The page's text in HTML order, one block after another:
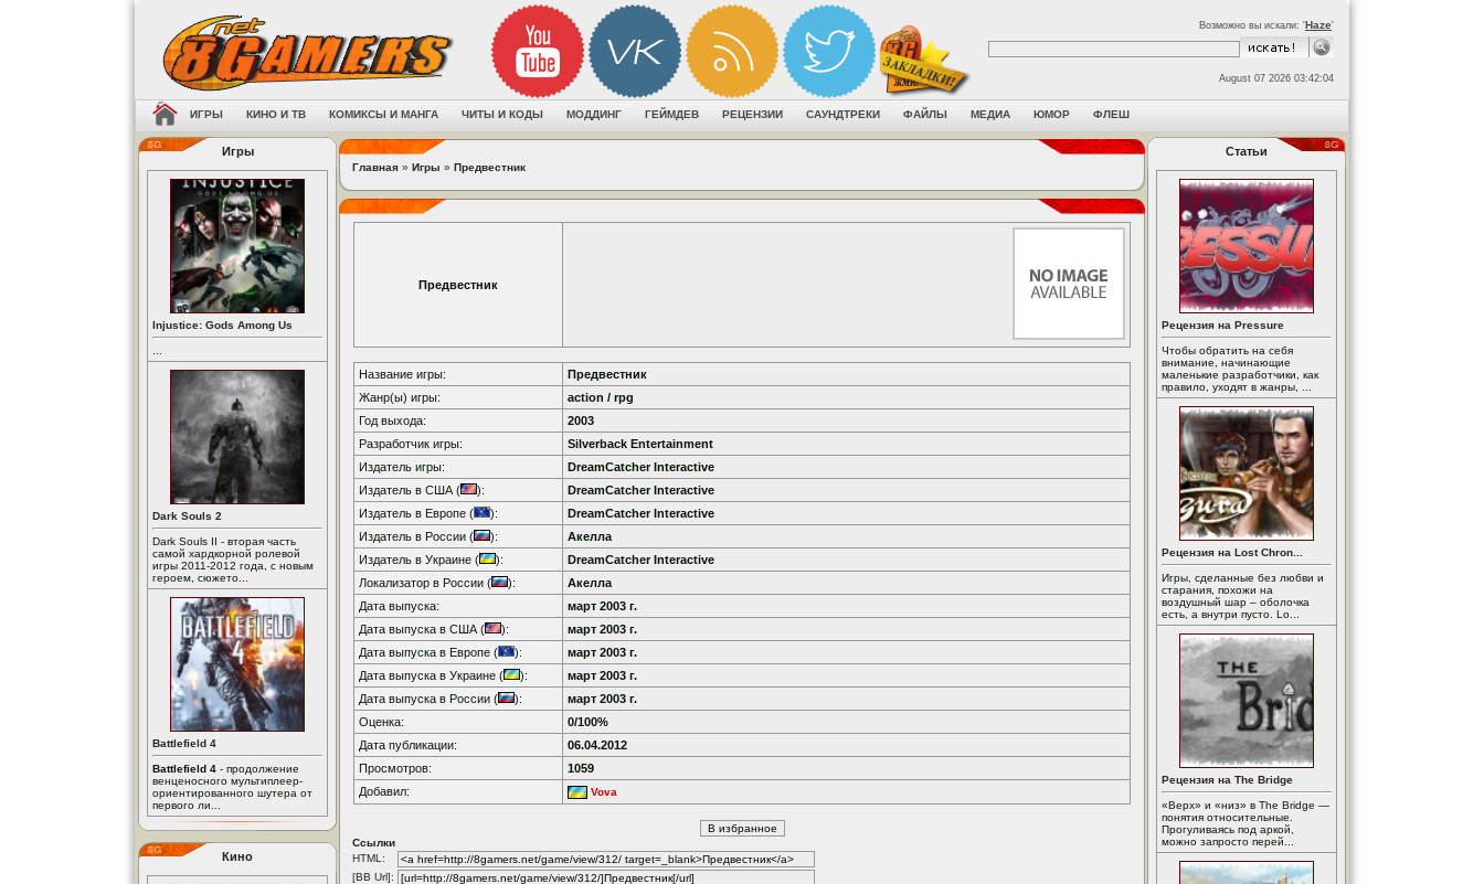
Возможно вы искали: 'Haze'
August 07 2026 03:42:04
ИГРЫ КИНО И ТВ КОМИКСЫ И МАНГА ЧИТЫ И КОДЫ МОДДИНГ ГЕЙМДЕВ РЕЦЕНЗИИ САУНДТРЕКИ ФАЙЛЫ МЕДИА ЮМОР ФЛЕШ
Игры
Injustice: Gods Among Us
Dark Souls 2
Dark Souls II - вторая часть
самой хардкорной ролевой
игры 2011-2012 года, с новым
героем, сюжето...
Battlefield 4
Battlefield 4 - продолжение
венценосного мультиплеер-
ориентированного шутера от
первого ли...
Кино
Главная » Игры » Предвестник
Предвестник
Название игры:
Предвестник
Жанр(ы) игры:
action / rpg
Год выхода:
2003
Разработчик игры:
Silverback Entertainment
Издатель игры:
DreamCatcher Interactive
Издатель в США (
):
DreamCatcher Interactive
Издатель в Европе (
):
DreamCatcher Interactive
Издатель в России (
):
Акелла
Издатель в Украине (
):
DreamCatcher Interactive
Локализатор в России (
):
Акелла
Дата выпуска:
март 2003 г.
Дата выпуска в США (
):
март 2003 г.
Дата выпуска в Европе (
):
март 2003 г.
Дата выпуска в Украине (
):
март 2003 г.
Дата выпуска в России (
):
март 2003 г.
Оценка:
0/100%
Дата публикации:
06.04.2012
Просмотров:
1059
Добавил:
Vova
Ссылки
HTML:
[BB Url]:
Статьи
Рецензия на Pressure
Чтобы обратить на себя
внимание, начинающие
маленькие разработчики, как
правило, уходят в жанры, ...
Рецензия на Lost Chron...
Игры, сделанные без любви и
старания, похожи на
воздушный шар – оболочка
есть, а внутри пусто. Lo...
Рецензия на The Bridge
«Верх» и «низ» в The Bridge —
понятия относительные.
Прогуливаясь под аркой,
можно запросто перей...